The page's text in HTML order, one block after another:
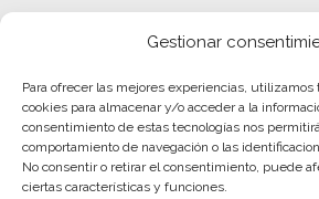
Gestionar
Para ofrecer las mejores experiencias, utilizamos
cookies para almacenar y/o acceder a la
consentimiento de estas tecnologías nos
comportamiento de navegación o las
No consentir o retirar el consentimiento, puede
ciertas características y funciones.